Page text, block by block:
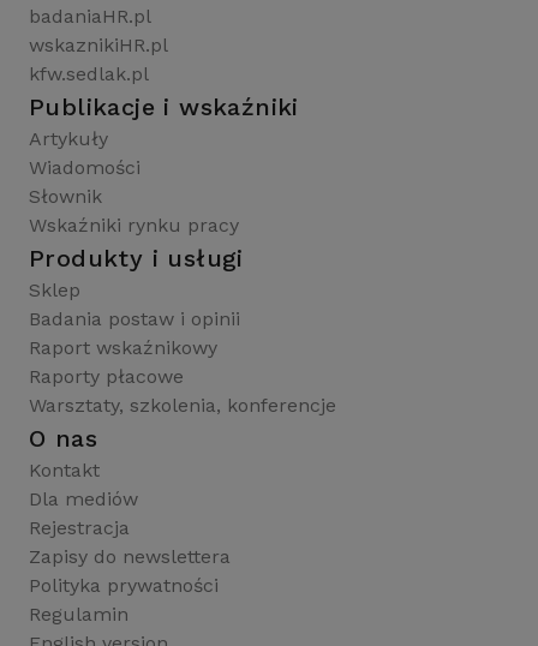
badaniaHR.pl
wskaznikiHR.pl
kfw.sedlak.pl
Publikacje i wskaźniki
Artykuły
Wiadomości
Słownik
Wskaźniki rynku pracy
Produkty i usługi
Sklep
Badania postaw i opinii
Raport wskaźnikowy
Raporty płacowe
Warsztaty, szkolenia, konferencje
O nas
Kontakt
Dla mediów
Rejestracja
Zapisy do newslettera
Polityka prywatności
Regulamin